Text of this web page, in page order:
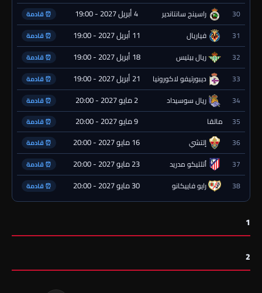
30 راسينج سانتاندير 4 أبريل 2027 - 19:00 ⏰ قادمة
31 فياريال 11 أبريل 2027 - 19:00 ⏰ قادمة
32 ريال بيتيس 18 أبريل 2027 - 19:00 ⏰ قادمة
33 ديبورتيفو لاكورونيا 21 أبريل 2027 - 19:00 ⏰ قادمة
34 ريال سوسيداد 2 مايو 2027 - 20:00 ⏰ قادمة
35 مالقا 9 مايو 2027 - 20:00 ⏰ قادمة
36 إلتشي 16 مايو 2027 - 20:00 ⏰ قادمة
37 أتلتيكو مدريد 23 مايو 2027 - 20:00 ⏰ قادمة
38 رايو فاييكانو 30 مايو 2027 - 20:00 ⏰ قادمة
1
2